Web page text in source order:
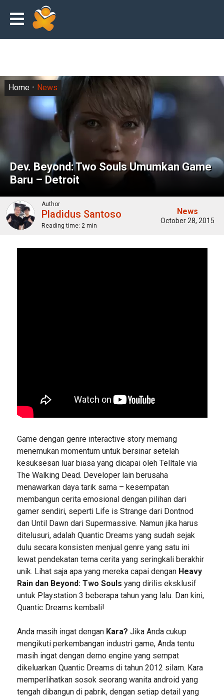
Dev. Beyond: Two Souls Umumkan Game
Baru – Detroit
Home News
Author
Pladidus Santoso
Reading time: 2 min
News
October 28, 2015
Game dengan genre interactive story memang
menemukan momentum untuk bersinar setelah
kesuksesan luar biasa yang dicapai oleh Telltale via
The Walking Dead. Developer lain berusaha
menawarkan daya tarik sama – kesempatan
membangun cerita emosional dengan pilihan dari
gamer sendiri, seperti Life is Strange dari Dontnod
dan Until Dawn dari Supermassive. Namun jika harus
ditelusuri, adalah Quantic Dreams yang sudah sejak
dulu secara konsisten menjual genre yang satu ini
lewat pendekatan tema cerita yang seringkali berakhir
unik. Lihat saja apa yang mereka capai dengan Heavy
Rain dan Beyond: Two Souls yang dirilis eksklusif
untuk Playstation 3 beberapa tahun yang lalu. Dan kini,
Quantic Dreams kembali!
Anda masih ingat dengan Kara? Jika Anda cukup
mengikuti perkembangan industri game, Anda tentu
masih ingat dengan demo engine yang sempat
dikeluarkan Quantic Dreams di tahun 2012 silam. Kara
memperlihatkan sosok seorang wanita android yang
tengah dibangun di pabrik, dengan setiap detail yang